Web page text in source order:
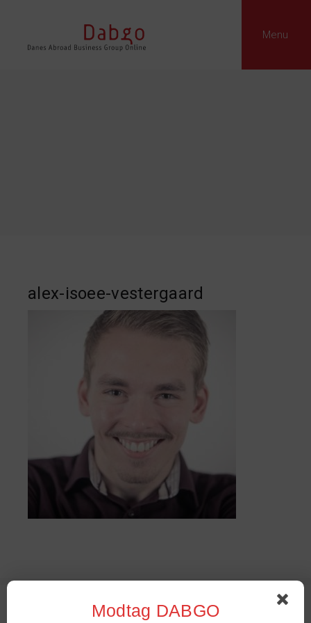
Menu
alex-isoee-vestergaard
Sommer Stambord 2022
Modtag DABGO